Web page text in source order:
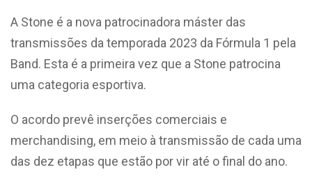
A Stone é a nova patrocinadora máster das
transmissões da temporada 2023 da Fórmula 1 pela
Band. Esta é a primeira vez que a Stone patrocina
uma categoria esportiva.
O acordo prevê inserções comerciais e
merchandising, em meio à transmissão de cada uma
das dez etapas que estão por vir até o final do ano.